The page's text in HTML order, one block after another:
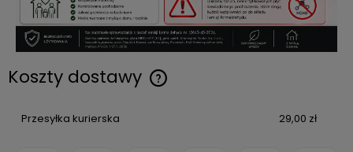
Koszty dostawy
Przesyłka kurierska 29,00 zł